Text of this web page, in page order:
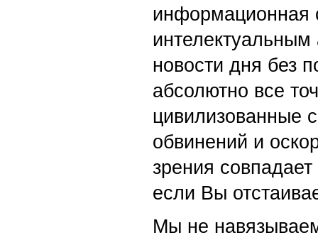
информационная
новости дня без
абсолютно все
цивилизованные
обвинений и
зрения
если Вы
Мы не